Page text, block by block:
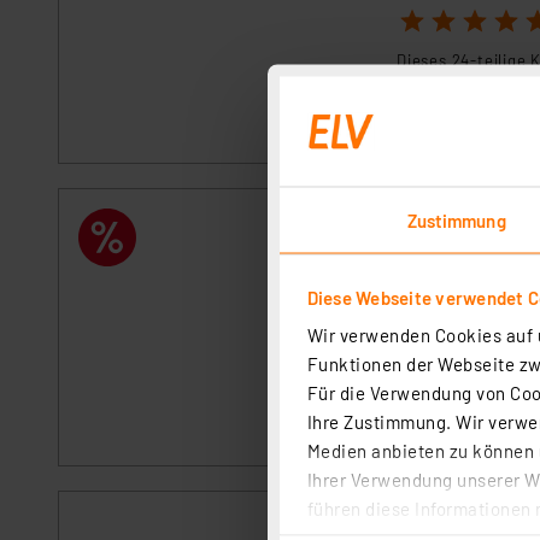
Zustimmung
Diese Webseite verwendet
Wir verwenden Cookies
Funktionen der Webseite
Für die Verwendung von
Ihre Zustimmung. Wir
Medien anbieten zu
Ihrer Verwendung unserer
führen diese Informationen
1 2 3 4 5
Dieses 24-teilige
ELV Power
Artikel-Nr. 107291
1 2 3 4 5
ELV-Power-
geringer
Batterien ihren
sofort